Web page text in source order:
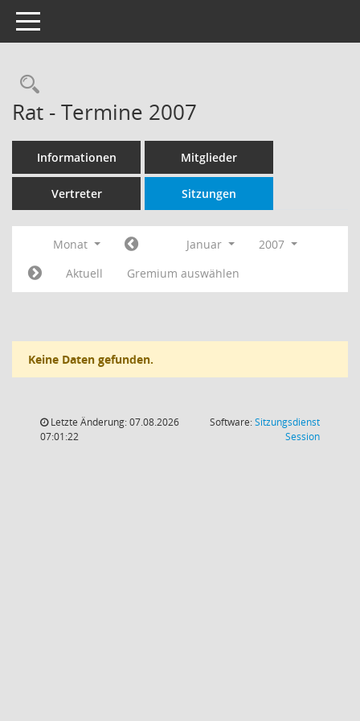
Toggle navigation
Rechercheauswahl
Rat - Termine 2007
Informationen Mitglieder
Vertreter Sitzungen
Monat Januar
2007
Aktuell
Gremium auswählen
Keine Daten gefunden.
Letzte Änderung: 07.08.2026
07:01:22
Software:Sitzungsdienst
Session(Wird in